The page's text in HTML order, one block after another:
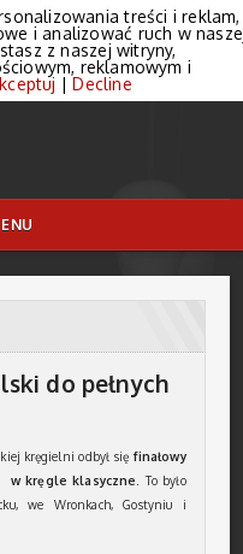
do pełnych
kręgielni odbył się finałowy
w kręgle klasyczne.
To było
we Wronkach, Gostyniu i
treści i reklam,
i analizować ruch w
z naszej witryny,
reklamowym i
|Decline